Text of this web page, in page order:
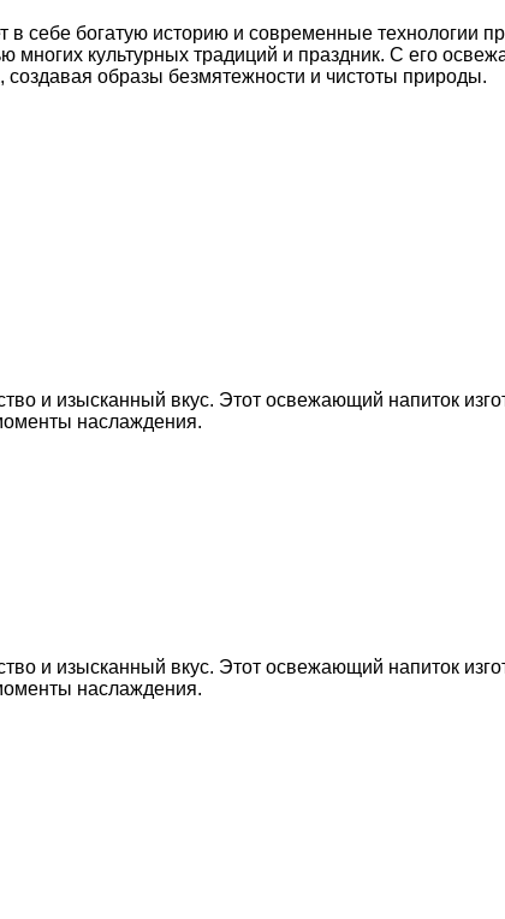
себе богатую историю и современные технологии
культурных традиций и праздник. С его
образы безмятежности и чистоты природы.
и изысканный вкус. Этот освежающий напиток
наслаждения.
и изысканный вкус. Этот освежающий напиток
наслаждения.